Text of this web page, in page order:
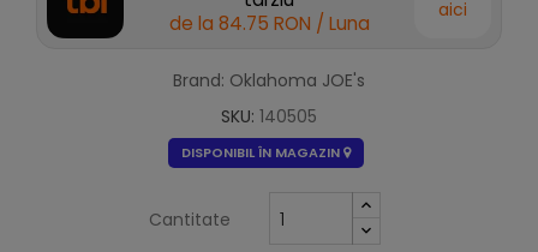
de la 84.75 RON / Luna
aici
Brand: Oklahoma JOE's
SKU: 140505
DISPONIBIL ÎN MAGAZIN
Cantitate